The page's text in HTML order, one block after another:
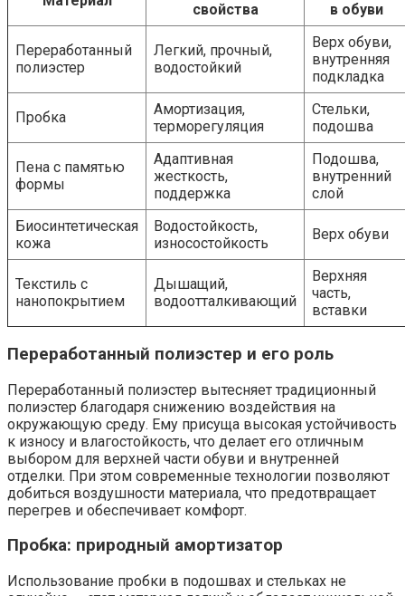
свойства
в обуви
Переработанный
полиэстер
Легкий, прочный,
водостойкий
Верх обуви,
внутренняя
подкладка
Пробка
Амортизация,
терморегуляция
Стельки,
подошва
Пена с памятью
формы
Адаптивная
жесткость,
поддержка
Подошва,
внутренний
слой
Биосинтетическая
кожа
Водостойкость,
износостойкость
Верх обуви
Текстиль с
нанопокрытием
Дышащий,
водоотталкивающий
Верхняя
часть,
вставки
Переработанный полиэстер и его роль
Переработанный полиэстер вытесняет традиционный
полиэстер благодаря снижению воздействия на
окружающую среду. Ему присуща высокая устойчивость
к износу и влагостойкость, что делает его отличным
выбором для верхней части обуви и внутренней
отделки. При этом современные технологии позволяют
добиться воздушности материала, что предотвращает
перегрев и обеспечивает комфорт.
Пробка: природный амортизатор
Использование пробки в подошвах и стельках не